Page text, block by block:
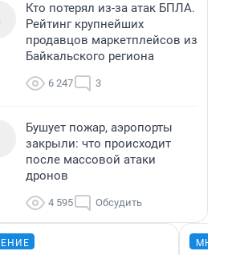
Кто потерял из-за атак БПЛА.
Рейтинг крупнейших
продавцов маркетплейсов из
Байкальского региона
6 247 3
Бушует пожар, аэропорты
закрыли: что происходит
после массовой атаки
дронов
4 595 Обсудить